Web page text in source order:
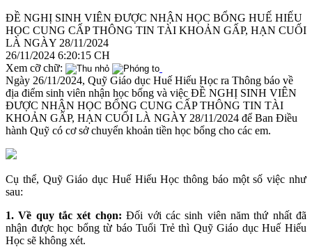
ĐỀ NGHỊ SINH VIÊN ĐƯỢC NHẬN HỌC BỔNG HUẾ HIẾU
HỌC CUNG CẤP THÔNG TIN TÀI KHOẢN GẤP, HẠN CUỐI
LÀ NGÀY 28/11/2024
26/11/2024 6:20:15 CH
Xem cỡ chữ:
Ngày 26/11/2024, Quỹ Giáo dục Huế Hiếu Học ra Thông báo về
địa điểm sinh viên nhận học bổng và việc ĐỀ NGHỊ SINH VIÊN
ĐƯỢC NHẬN HỌC BỔNG CUNG CẤP THÔNG TIN TÀI
KHOẢN GẤP, HẠN CUỐI LÀ NGÀY 28/11/2024 để Ban Điều
hành Quỹ có cơ sở chuyển khoản tiền học bổng cho các em.
Cụ thể, Quỹ Giáo dục Huế Hiếu Học thông báo một số việc như
sau:
1. Về quy tắc xét chọn:Đối với các sinh viên năm thứ nhất đã
nhận được học bổng từ báo Tuổi Trẻ thì Quỹ Giáo dục Huế Hiếu
Học sẽ không xét.